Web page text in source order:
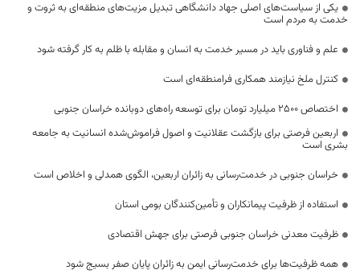
یکی از سیاست‌های اصلی جهاد دانشگاهی تبدیل مزیت‌های منطقه‌ای به ثروت و
خدمت به مردم است
علم و فناوری باید در مسیر خدمت به انسان و مقابله با ظلم به کار گرفته شود
کنترل ملخ نیازمند همکاری فرامنطقه‌ای است
اختصاص 2500 میلیارد تومان برای توسعه راه‌های دوبانده خراسان جنوبی
اربعین فرصتی برای بازگشت عقلانیت و اصول فراموش‌شده انسانیت به جامعه
بشری است
خراسان جنوبی در خدمت‌رسانی به زائران اربعین، الگوی همدلی و اخلاص است
استفاده از ظرفیت پیمانکاران و تأمین‌کنندگان بومی استان
ظرفیت معدنی خراسان جنوبی فرصتی برای جهش اقتصادی
همه ظرفیت‌ها برای خدمت‌رسانی ایمن به زائران پایان صفر بسیج شود